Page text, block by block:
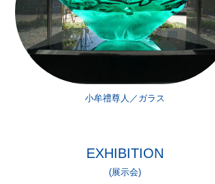
小牟禮尊人／ガラス
EXHIBITION
(展示会)